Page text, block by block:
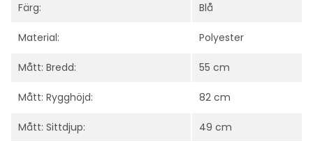
Färg: Blå
Material: Polyester
Mått: Bredd: 55 cm
Mått: Rygghöjd: 82 cm
Mått: Sittdjup: 49 cm